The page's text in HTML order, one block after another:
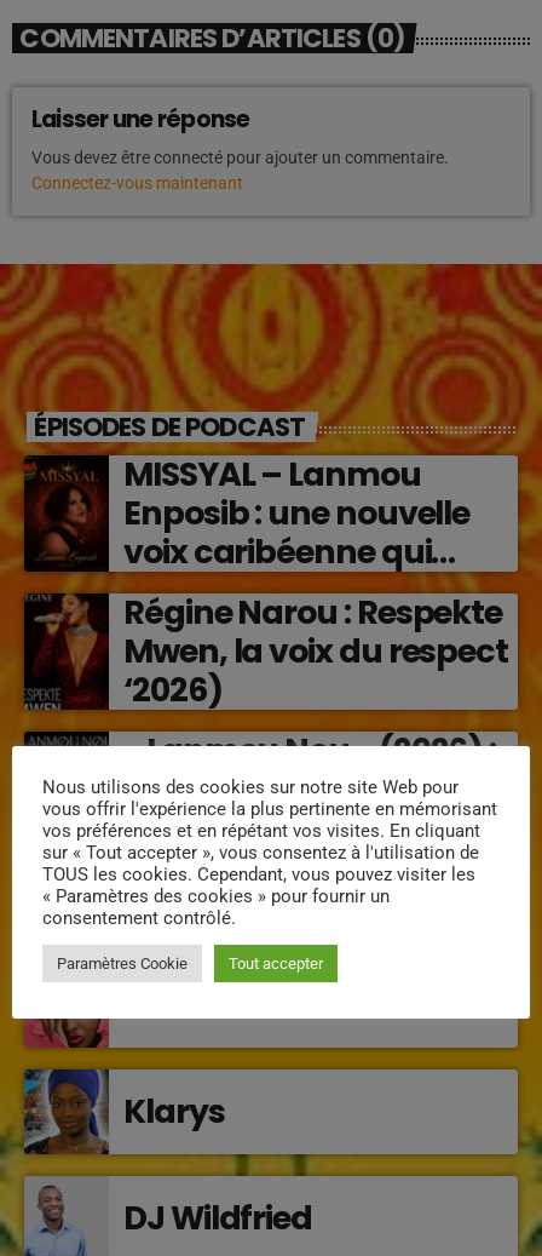
COMMENTAIRES D’ARTICLES (0)
Laisser une réponse
Vous devez être connecté pour ajouter un commentaire.
Connectez-vous maintenant
ÉPISODES DE PODCAST
MISSYAL – Lanmou
Enposib : une nouvelle
voix caribéenne qui
transforme les émotions
en musique (2026)
Régine Narou : Respekte
Mwen, la voix du respect
‘2026)
« Lanmou Nou » (2026) :
la rencontre vibrante
entre Victor O et
Jocelyne Béroard
INTERVENANTS
Klarys
DJ Wildfried
Nous utilisons des cookies sur notre site Web pour
vous offrir l'expérience la plus pertinente en mémorisant
vos préférences et en répétant vos visites. En cliquant
sur « Tout accepter », vous consentez à l'utilisation de
TOUS les cookies. Cependant, vous pouvez visiter les
« Paramètres des cookies » pour fournir un
consentement contrôlé.
Paramètres Cookie Tout accepter